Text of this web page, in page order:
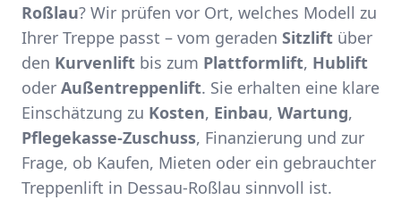
Roßlau? Wir prüfen vor Ort, welches Modell zu
Ihrer Treppe passt – vom geraden Sitzlift über
den Kurvenlift bis zum Plattformlift, Hublift
oder Außentreppenlift. Sie erhalten eine klare
Einschätzung zu Kosten, Einbau, Wartung,
Pflegekasse-Zuschuss, Finanzierung und zur
Frage, ob Kaufen, Mieten oder ein gebrauchter
Treppenlift in Dessau-Roßlau sinnvoll ist.